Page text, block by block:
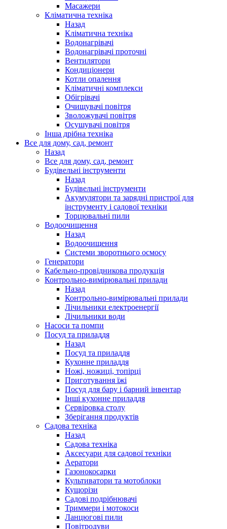
Масажери
Кліматична техніка
Назад
Кліматична техніка
Водонагрівачі
Водонагрівачі проточні
Вентилятори
Кондиціонери
Котли опалення
Кліматичні комплекси
Обігрівачі
Очищувачі повітря
Зволожувачі повітря
Осушувачі повітря
Інша дрібна техніка
Все для дому, сад, ремонт
Назад
Все для дому, сад, ремонт
Будівельні інструменти
Назад
Будівельні інструменти
Акумулятори та зарядні пристрої для
інструменту і садової техніки
Торцювальні пили
Водоочищення
Назад
Водоочищення
Системи зворотнього осмосу
Генератори
Кабельно-провідникова продукція
Контрольно-вимірювальні прилади
Назад
Контрольно-вимірювальні прилади
Лічильники електроенергії
Лічильники води
Насоси та помпи
Посуд та приладдя
Назад
Посуд та приладдя
Кухонне приладдя
Ножі, ножиці, топірці
Приготування їжі
Посуд для бару і барний інвентар
Інші кухонне приладдя
Сервіровка столу
Зберігання продуктів
Садова техніка
Назад
Садова техніка
Аксесуари для садової техніки
Аератори
Газонокосарки
Культиватори та мотоблоки
Кущорізи
Садові подрібнювачі
Триммери і мотокоси
Ланцюгові пили
Повітродуви